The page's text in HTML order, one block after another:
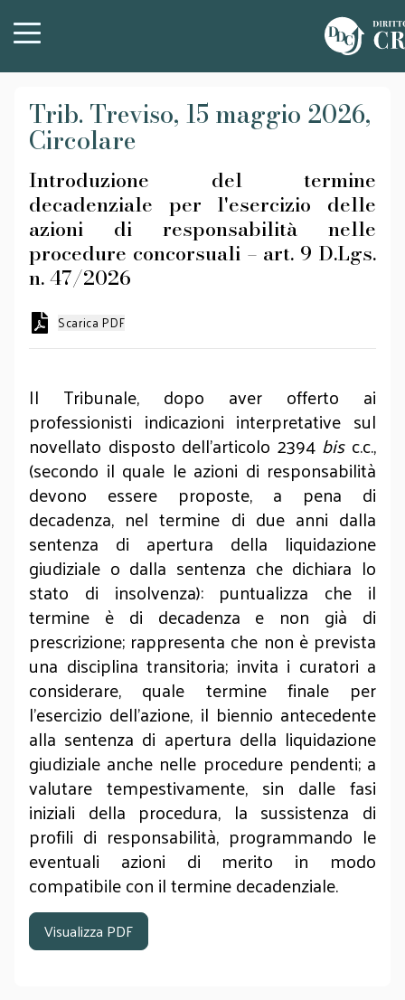
Trib. Treviso, 15 maggio 2026,
Circolare
Introduzione del termine
decadenziale per l'esercizio delle
azioni di responsabilità nelle
procedure concorsuali – art. 9 D.Lgs.
n. 47/2026
Scarica PDF
Il Tribunale, dopo aver offerto ai
professionisti indicazioni interpretative sul
novellato disposto dell'articolo 2394 bisc.c.,
(secondo il quale le azioni di responsabilità
devono essere proposte, a pena di
decadenza, nel termine di due anni dalla
sentenza di apertura della liquidazione
giudiziale o dalla sentenza che dichiara lo
stato di insolvenza): puntualizza che il
termine è di decadenza e non già di
prescrizione; rappresenta che non è prevista
una disciplina transitoria; invita i curatori a
considerare, quale termine finale per
l'esercizio dell'azione, il biennio antecedente
alla sentenza di apertura della liquidazione
giudiziale anche nelle procedure pendenti; a
valutare tempestivamente, sin dalle fasi
iniziali della procedura, la sussistenza di
profili di responsabilità, programmando le
eventuali azioni di merito in modo
compatibile con il termine decadenziale.
Visualizza PDF